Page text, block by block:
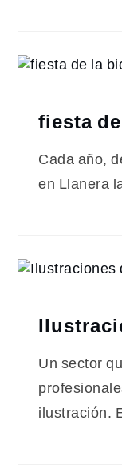
fiesta
Cada año,
en Llanera
Un sector
ilustración.